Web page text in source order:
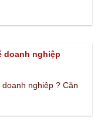
doanh nghiệp
nghiệp ? Căn